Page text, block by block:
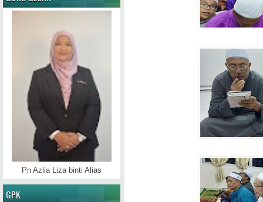
Pn Azlia Liza binti Alias
GPK